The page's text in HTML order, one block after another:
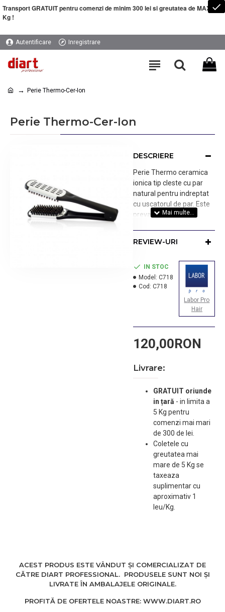
Transport GRATUIT pentru comenzi de minim 300 lei si greutatea de MAXIM 5
Kg !
Autentificare Inregistrare
Perie Thermo-Cer-Ion
Perie Thermo-Cer-Ion
DESCRIERE
Perie Thermo ceramica
ionica tip cleste cu par
natural pentru indreptat
cu uscatorul de par. Este
prevazuta cu orificii
indreptarea parului.
Productie: Italia.
REVIEW-URI
120,00RON
IN STOC
Model: C718
Cod: C718
Labor Pro
Hair
Livrare:
GRATUIT oriunde
in țară - in limita a
5 Kg pentru
comenzi mai mari
de 300 de lei.
Coletele cu
greutatea mai
mare de 5 Kg se
taxeaza
suplimentar cu
aproximativ 1
leu/Kg.
ACEST PRODUS ESTE VÂNDUT ȘI COMERCIALIZAT DE
CĂTRE DIART PROFESSIONAL. PRODUSELE SUNT NOI ȘI
LIVRATE ÎN AMBALAJELE ORIGINALE.
PROFITĂ DE OFERTELE NOASTRE: WWW.DIART.RO